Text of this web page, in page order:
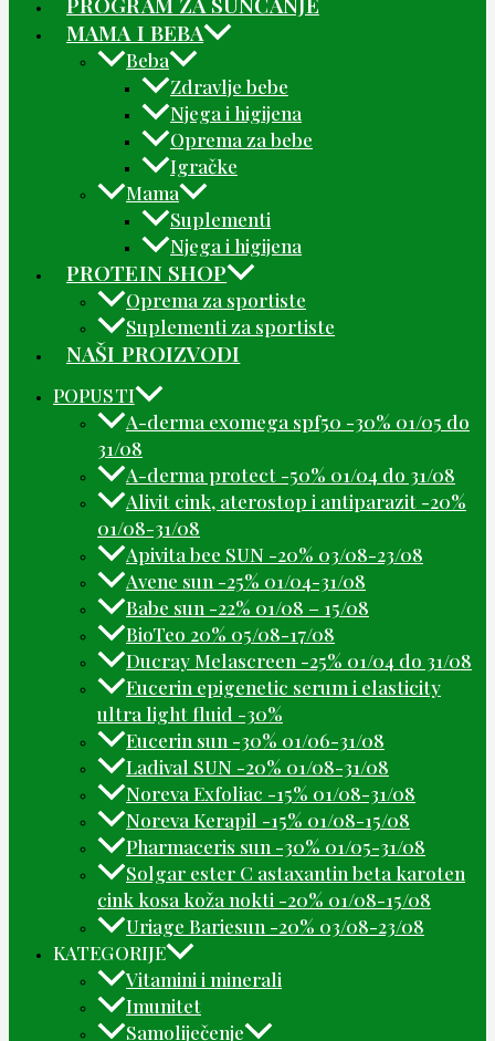
MAMA I BEBA
Beba
Zdravlje bebe
Njega i higijena
Oprema za bebe
Igračke
Mama
Suplementi
Njega i higijena
PROTEIN SHOP
Oprema za sportiste
Suplementi za sportiste
NAŠI PROIZVODI
POPUSTI
A-derma exomega spf50 -30% 01/05 do
31/08
A-derma protect -50% 01/04 do 31/08
Alivit cink, aterostop i antiparazit -20%
01/08-31/08
Apivita bee SUN -20% 03/08-23/08
Avene sun -25% 01/04-31/08
Babe sun -22% 01/08 – 15/08
BioTeo 20% 05/08-17/08
Ducray Melascreen -25% 01/04 do 31/08
Eucerin epigenetic serum i elasticity
ultra light fluid -30%
Eucerin sun -30% 01/06-31/08
Ladival SUN -20% 01/08-31/08
Noreva Exfoliac -15% 01/08-31/08
Noreva Kerapil -15% 01/08-15/08
Pharmaceris sun -30% 01/05-31/08
Solgar ester C astaxantin beta karoten
cink kosa koža nokti -20% 01/08-15/08
Uriage Bariesun -20% 03/08-23/08
KATEGORIJE
Vitamini i minerali
Imunitet
Samoliječenje